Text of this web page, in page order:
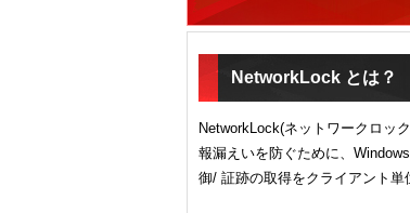
NetworkLock とは？
NetworkLock(ネットワークロッ
報漏えいを防ぐために、
御/ 証跡の取得をクライアント単